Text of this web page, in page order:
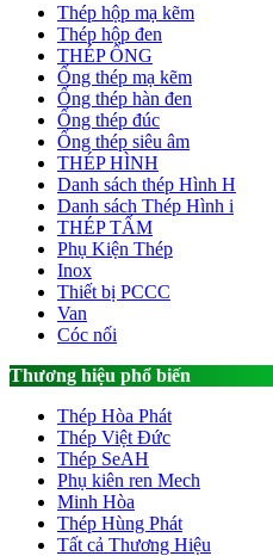
Thép hộp mạ kẽm
Thép hộp đen
THÉP ỐNG
Ống thép mạ kẽm
Ống thép hàn đen
Ống thép đúc
Ống thép siêu âm
THÉP HÌNH
Danh sách thép Hình H
Danh sách Thép Hình i
THÉP TẤM
Phụ Kiện Thép
Inox
Thiết bị PCCC
Van
Cóc nối
Thương hiệu phổ biến
Thép Hòa Phát
Thép Việt Đức
Thép SeAH
Phụ kiên ren Mech
Minh Hòa
Thép Hùng Phát
Tất cả Thương Hiệu